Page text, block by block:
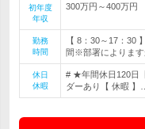
初年度
年収
300万円～400万円
勤務
時間
【 8：30～17：30
間※部署によります
休日
休暇
# ★年間休日120日
ダーあり【 休暇 】